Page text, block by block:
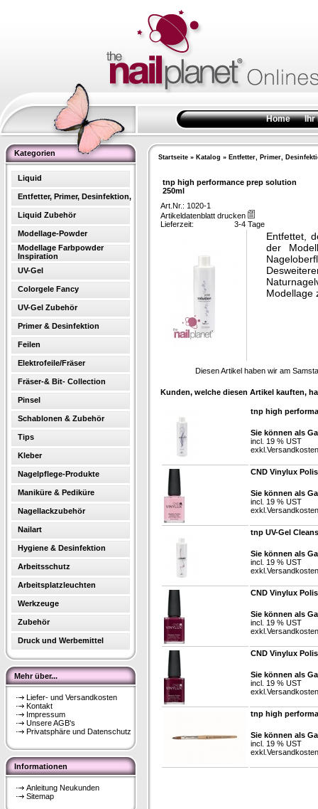
Home Ihr
Kategorien
Liquid
Entfetter, Primer, Desinfektion,
Liquid Zubehör
Modellage-Powder
Modellage Farbpowder
Inspiration
UV-Gel
Colorgele Fancy
UV-Gel Zubehör
Primer & Desinfektion
Feilen
Elektrofeile/Fräser
Fräser-& Bit- Collection
Pinsel
Schablonen & Zubehör
Tips
Kleber
Nagelpflege-Produkte
Maniküre & Pediküre
Nagellackzubehör
Nailart
Hygiene & Desinfektion
Arbeitsschutz
Arbeitsplatzleuchten
Werkzeuge
Zubehör
Druck und Werbemittel
Mehr über...
Liefer- und Versandkosten
Kontakt
Impressum
Unsere AGB's
Privatsphäre und Datenschutz
Informationen
Anleitung Neukunden
Sitemap
Startseite » Katalog » Entfetter, Primer,
tnp high performance prep solution
250ml
Art.Nr.: 1020-1
Artikeldatenblatt drucken
Lieferzeit:
3-4 Tage
Entfettet,
der
Modellage
Diesen Artikel haben wir am
Kunden, welche diesen Artikel kauften,
tnp high
Sie können als
incl. 19 % UST
exkl. Versandkosten
CND Vinylux
Sie können als
incl. 19 % UST
exkl. Versandkosten
tnp UV-Gel
Sie können als
incl. 19 % UST
exkl. Versandkosten
CND Vinylux
Sie können als
incl. 19 % UST
exkl. Versandkosten
CND Vinylux
Sie können als
incl. 19 % UST
exkl. Versandkosten
tnp high
Sie können als
incl. 19 % UST
exkl. Versandkosten